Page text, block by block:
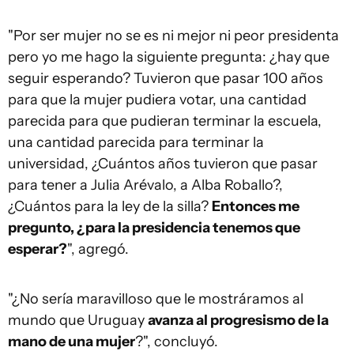
"Por ser mujer no se es ni mejor ni peor presidenta
pero yo me hago la siguiente pregunta: ¿hay que
seguir esperando? Tuvieron que pasar 100 años
para que la mujer pudiera votar, una cantidad
parecida para que pudieran terminar la escuela,
una cantidad parecida para terminar la
universidad, ¿Cuántos años tuvieron que pasar
para tener a Julia Arévalo, a Alba Roballo?,
¿Cuántos para la ley de la silla? Entonces me
pregunto, ¿para la presidencia tenemos que
esperar?", agregó.
"¿No sería maravilloso que le mostráramos al
mundo que Uruguayavanza al progresismo de la
mano de una mujer?", concluyó.